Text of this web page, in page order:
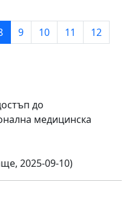
9 10 11
12
до
медицинска
2025-09-10)